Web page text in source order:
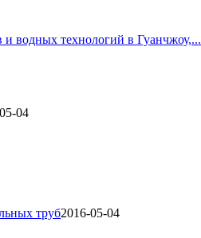
и водных технологий в Гуанчжоу,...
04
труб2016-05-04